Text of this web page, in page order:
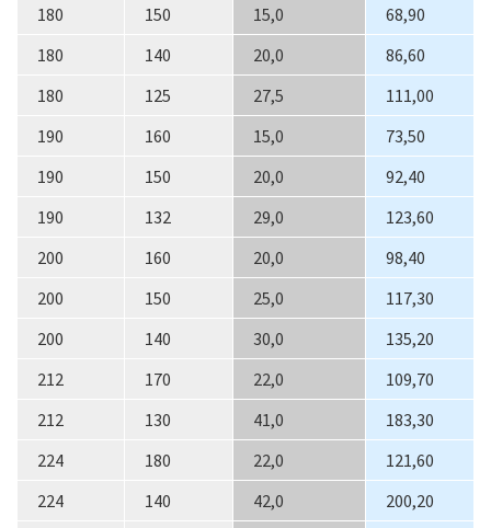
180
150 15,0
68,90
180
140 20,0
86,60
180
125 27,5
111,00
190
160 15,0
73,50
190
150 20,0
92,40
190
132 29,0
123,60
200
160 20,0
98,40
200
150 25,0
117,30
200
140 30,0
135,20
212
170 22,0
109,70
212
130 41,0
183,30
224
180 22,0
121,60
224
140 42,0
200,20